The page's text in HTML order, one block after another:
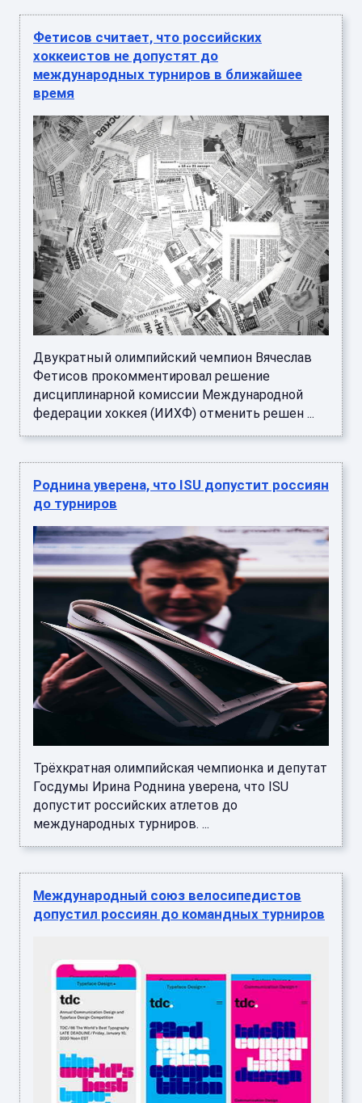
Фетисов считает, что российских
хоккеистов не допустят до
международных турниров в ближайшее
время
Двукратный олимпийский чемпион Вячеслав
Фетисов прокомментировал решение
дисциплинарной комиссии Международной
федерации хоккея (ИИХФ) отменить решен ...
Роднина уверена, что ISU допустит россиян
до турниров
Трёхкратная олимпийская чемпионка и депутат
Госдумы Ирина Роднина уверена, что ISU
допустит российских атлетов до
международных турниров. ...
Международный союз велосипедистов
допустил россиян до командных турниров